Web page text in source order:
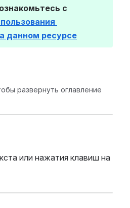
данном ресурсе
развернуть оглавление
или нажатия клавиш на